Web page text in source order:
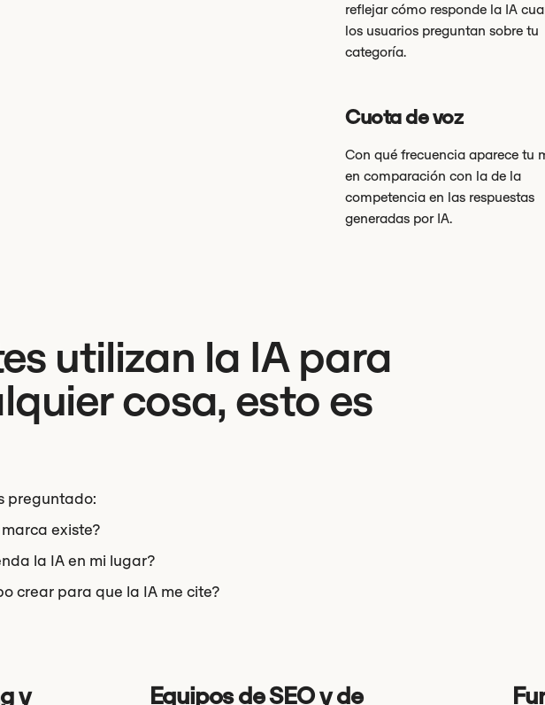
reflejar cómo responde la IA
los usuarios preguntan sobre tu
categoría.
Cuota de voz
Con qué frecuencia aparece tu
en comparación con la de la
competencia en las respuestas
generadas por IA.
utilizan la IA para
cosa, esto es
preguntado:
existe?
la IA en mi lugar?
crear para que la IA me cite?
y
Equipos de SEO y de